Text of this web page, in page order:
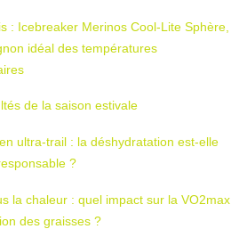
: Icebreaker Merinos Cool-Lite Sphère,
idéal des températures
de la saison estivale
ultra-trail : la déshydratation est-elle
?
la chaleur : quel impact sur la VO2max
des graisses ?